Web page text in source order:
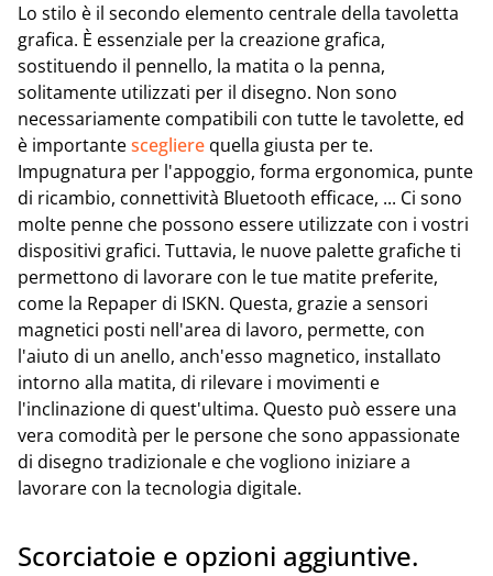
Lo stilo è il secondo elemento centrale della tavoletta
grafica. È essenziale per la creazione grafica,
sostituendo il pennello, la matita o la penna,
solitamente utilizzati per il disegno. Non sono
necessariamente compatibili con tutte le tavolette, ed
è importantescegliere quella giusta per te.
Impugnatura per l'appoggio, forma ergonomica, punte
di ricambio, connettività Bluetooth efficace, ... Ci sono
molte penne che possono essere utilizzate con i vostri
dispositivi grafici. Tuttavia, le nuove palette grafiche ti
permettono di lavorare con le tue matite preferite,
come la Repaper di ISKN. Questa, grazie a sensori
magnetici posti nell'area di lavoro, permette, con
l'aiuto di un anello, anch'esso magnetico, installato
intorno alla matita, di rilevare i movimenti e
l'inclinazione di quest'ultima. Questo può essere una
vera comodità per le persone che sono appassionate
di disegno tradizionale e che vogliono iniziare a
lavorare con la tecnologia digitale.
Scorciatoie e opzioni aggiuntive.